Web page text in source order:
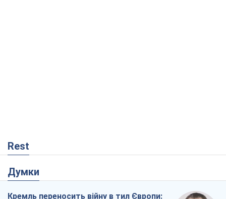
Rest
Думки
Кремль переносить війну в тил Європи: